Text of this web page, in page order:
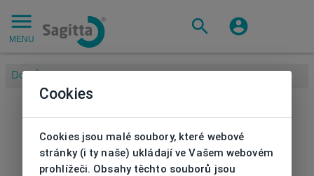
MENU
Domů
Cookies
Cookies jsou malé soubory, které webové
stránky (i ty naše) ukládají ve Vašem webovém
prohlížeči. Obsahy těchto souborů jsou